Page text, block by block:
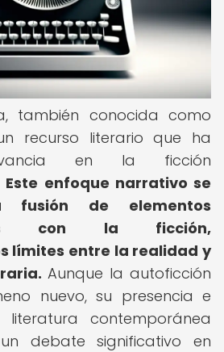
también conocida como
recurso literario que ha
en la ficción
Este enfoque narrativo se
de elementos
con la ficción,
límites entre la realidad y
Aunque la autoficción
nuevo, su presencia e
contemporánea
debate significativo en